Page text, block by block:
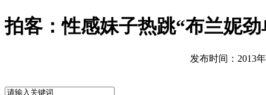
拍客：性感妹子热跳“布兰妮劲
发布时间：2013